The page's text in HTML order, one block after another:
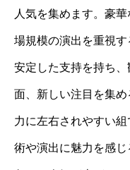
人気を集めます。豪
場規模の演出を重視
安定した支持を持ち
面、新しい注目を集
力に左右されやすい
術や演出に魅力を感